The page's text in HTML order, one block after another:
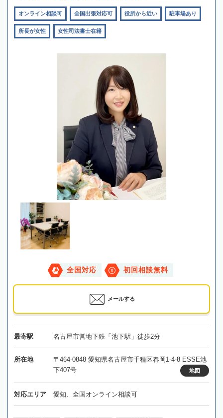
オンライン相談可 全国出張対応可 役所から近い 駐車場あり
所長が女性 女性司法書士在籍
全国対応 初回相談無料
メールする
最寄駅 名古屋市営地下鉄「池下駅」徒歩2分
所在地
〒464-0848 愛知県名古屋市千種区春岡1-4-8 ESSE池
下407号
地図
対応エリア 愛知、全国オンライン相談可